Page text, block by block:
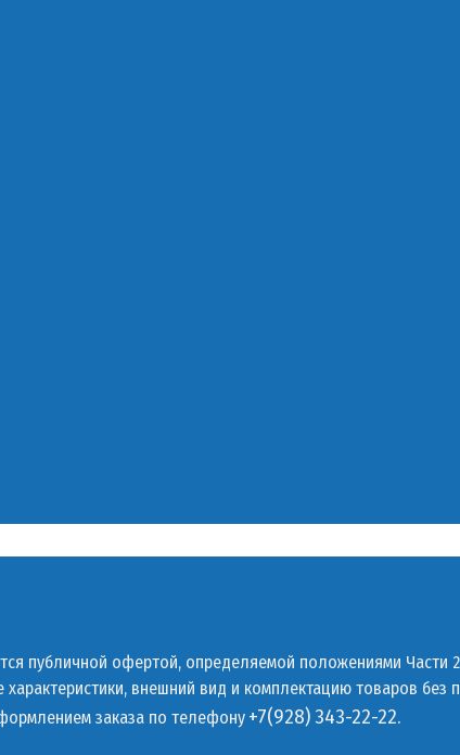
публичной офертой, определяемой положениями Части
внешний вид и комплектацию товаров без
заказа по телефону +7(928) 343-22-22.